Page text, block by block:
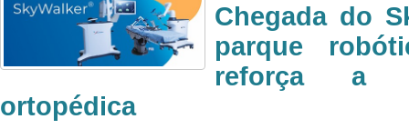
Chegada do
parque
reforça a
ortopédica